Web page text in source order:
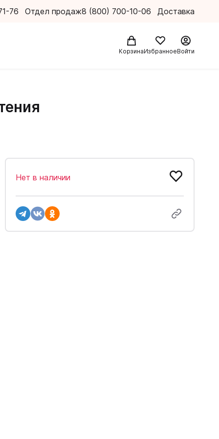
76 Отдел продаж8 (800) 700-10-06 Доставка
КорзинаИзбранноеВойти
Нет в наличии